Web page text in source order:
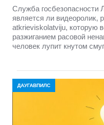
Служба госбезопасности
является ли видеоролик,
atkrieviskolatviju, которую
разжиганием расовой
человек лупит кнутом
ДАУГАВПИЛС